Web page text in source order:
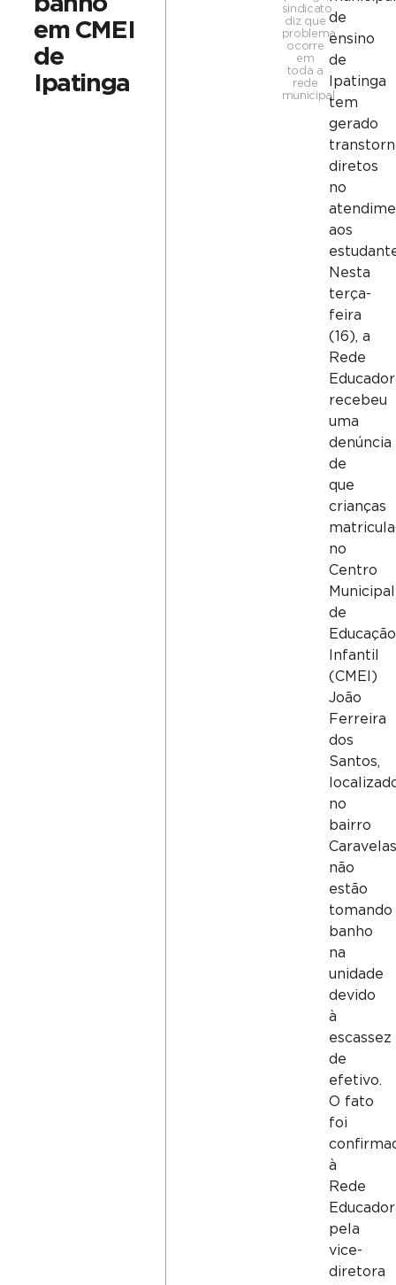
em CMEI
de
Ipatinga
sindicato
diz que
problema
ocorre
em
toda a
rede
municipal
de
ensino
de
Ipatinga
tem
gerado
diretos
no
aos
Nesta
terça-
feira
(16), a
Rede
recebeu
uma
denúncia
de
que
crianças
no
Centro
Municipal
de
Educação
Infantil
(CMEI)
João
Ferreira
dos
Santos,
no
bairro
não
estão
tomando
banho
na
unidade
devido
à
escassez
de
efetivo.
O fato
foi
à
Rede
pela
vice-
diretora